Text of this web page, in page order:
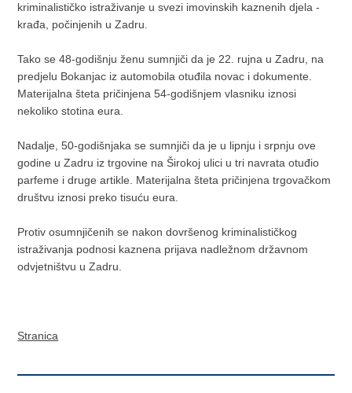
kriminalističko istraživanje u svezi imovinskih kaznenih djela -
krađa, počinjenih u Zadru.
Tako se 48-godišnju ženu sumnjiči da je 22. rujna u Zadru, na
predjelu Bokanjac iz automobila otuđila novac i dokumente.
Materijalna šteta pričinjena 54-godišnjem vlasniku iznosi
nekoliko stotina eura.
Nadalje, 50-godišnjaka se sumnjiči da je u lipnju i srpnju ove
godine u Zadru iz trgovine na Širokoj ulici u tri navrata otuđio
parfeme i druge artikle. Materijalna šteta pričinjena trgovačkom
društvu iznosi preko tisuću eura.
Protiv osumnjičenih se nakon dovršenog kriminalističkog
istraživanja podnosi kaznena prijava nadležnom državnom
odvjetništvu u Zadru.
Stranica